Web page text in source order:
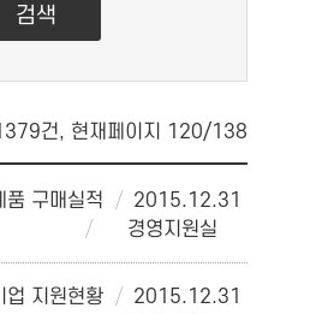
건, 현재페이지 120/138
품 구매실적
2015.12.31
경영지원실
업 지원현황
2015.12.31